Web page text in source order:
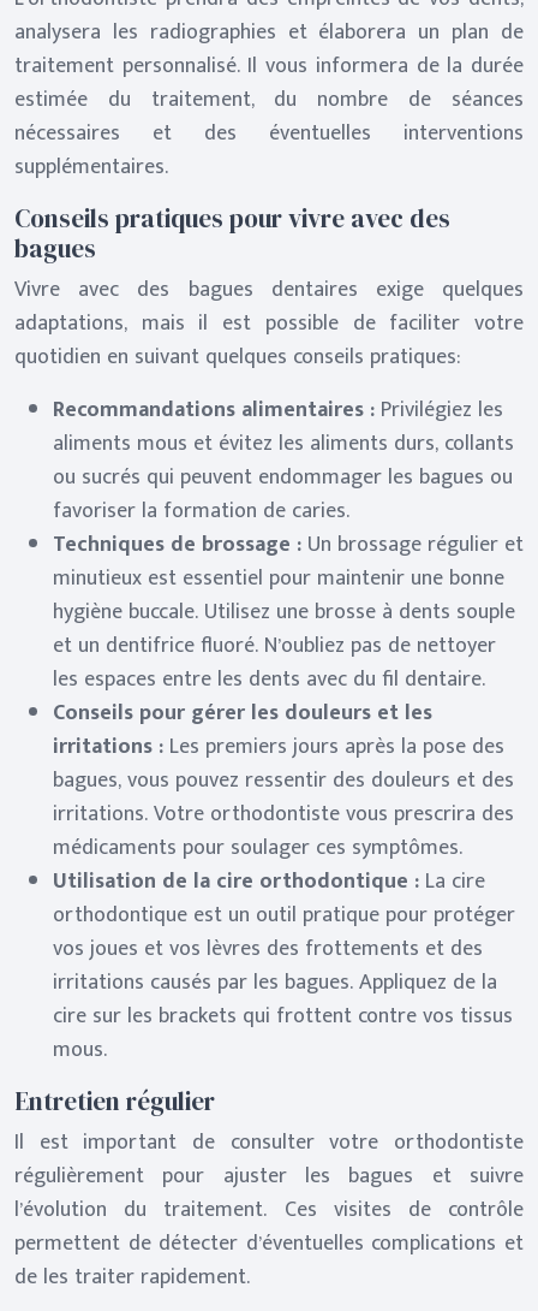
analysera les radiographies et élaborera un plan de
traitement personnalisé. Il vous informera de la durée
estimée du traitement, du nombre de séances
nécessaires et des éventuelles interventions
supplémentaires.
Conseils pratiques pour vivre avec des
bagues
Vivre avec des bagues dentaires exige quelques
adaptations, mais il est possible de faciliter votre
quotidien en suivant quelques conseils pratiques:
Recommandations alimentaires : Privilégiez les
aliments mous et évitez les aliments durs, collants
ou sucrés qui peuvent endommager les bagues ou
favoriser la formation de caries.
Techniques de brossage : Un brossage régulier et
minutieux est essentiel pour maintenir une bonne
hygiène buccale. Utilisez une brosse à dents souple
et un dentifrice fluoré. N’oubliez pas de nettoyer
les espaces entre les dents avec du fil dentaire.
Conseils pour gérer les douleurs et les
irritations : Les premiers jours après la pose des
bagues, vous pouvez ressentir des douleurs et des
irritations. Votre orthodontiste vous prescrira des
médicaments pour soulager ces symptômes.
Utilisation de la cire orthodontique : La cire
orthodontique est un outil pratique pour protéger
vos joues et vos lèvres des frottements et des
irritations causés par les bagues. Appliquez de la
cire sur les brackets qui frottent contre vos tissus
mous.
Entretien régulier
Il est important de consulter votre orthodontiste
régulièrement pour ajuster les bagues et suivre
l’évolution du traitement. Ces visites de contrôle
permettent de détecter d’éventuelles complications et
de les traiter rapidement.